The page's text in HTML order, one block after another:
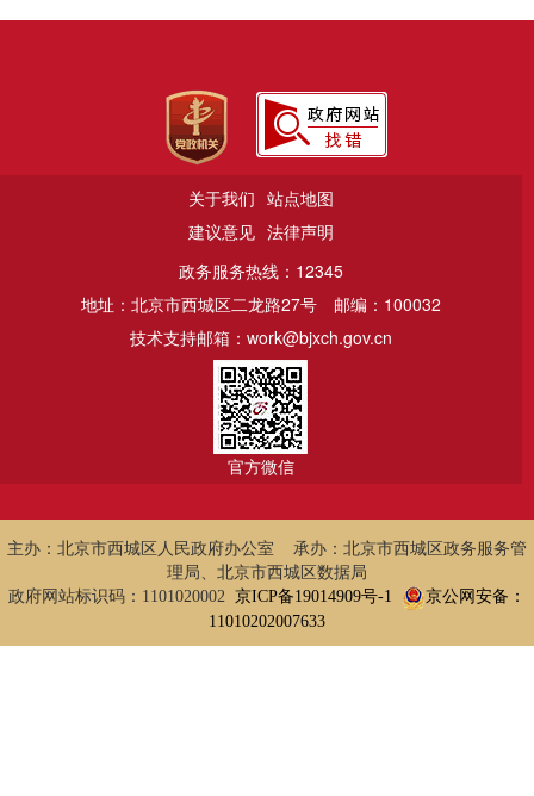
关于我们 站点地图
建议意见 法律声明
政务服务热线：12345
地址：北京市西城区二龙路27号
邮编：100032
技术支持邮箱：work@bjxch.gov.cn
官方微信
主办：北京市西城区人民政府办公室 承办：北京市西城区政务服务管
理局、北京市西城区数据局
政府网站标识码：1101020002 京ICP备19014909号-1
京公网安备：
11010202007633